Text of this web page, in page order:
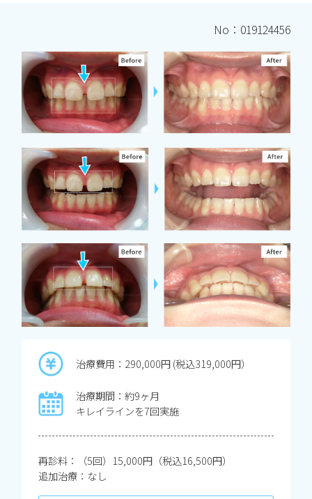
No：019124456
治療費用：290,000円 (税込319,000円）
治療期間：約9ヶ月
キレイラインを7回実施
再診料：（5回）15,000円（税込16,500円）
追加治療：なし